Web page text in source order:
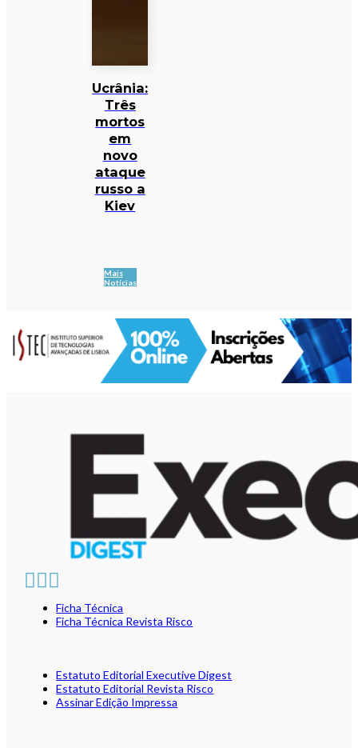
Ucrânia:
Três
mortos
em
novo
ataque
russo a
Kiev
Mais
Notícias
Ficha Técnica
Ficha Técnica Revista Risco
Estatuto Editorial Executive Digest
Estatuto Editorial Revista Risco
Assinar Edição Impressa